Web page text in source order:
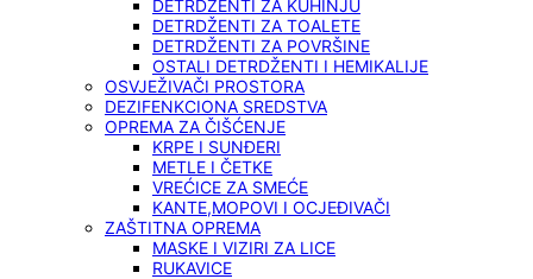
DETRDŽENTI ZA KUHINJU
DETRDŽENTI ZA TOALETE
DETRDŽENTI ZA POVRŠINE
OSTALI DETRDŽENTI I HEMIKALIJE
OSVJEŽIVAČI PROSTORA
DEZIFENKCIONA SREDSTVA
OPREMA ZA ČIŠĆENJE
KRPE I SUNĐERI
METLE I ČETKE
VREĆICE ZA SMEĆE
KANTE,MOPOVI I OCJEĐIVAČI
ZAŠTITNA OPREMA
MASKE I VIZIRI ZA LICE
RUKAVICE